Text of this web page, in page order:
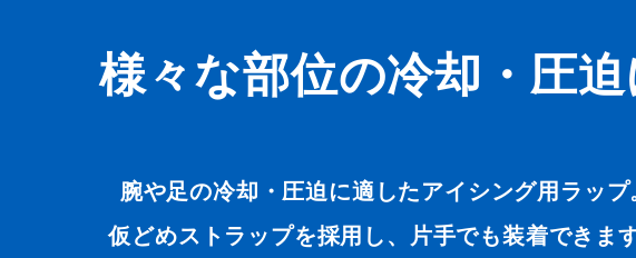
様々な部位の冷却・圧
腕や足の冷却・圧迫に適したアイシング用ラップ
仮どめストラップを採用し、片手でも装着できま